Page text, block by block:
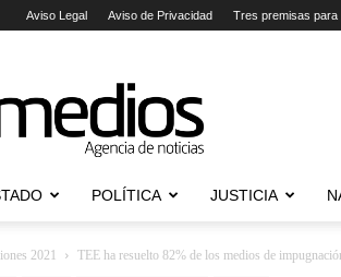
Aviso Legal Aviso de Privacidad Tres premisas para
Agencia
de
Noticias
POLÍTICA JUSTICIA
2021 TEE ha resuelto 82% de los medios de